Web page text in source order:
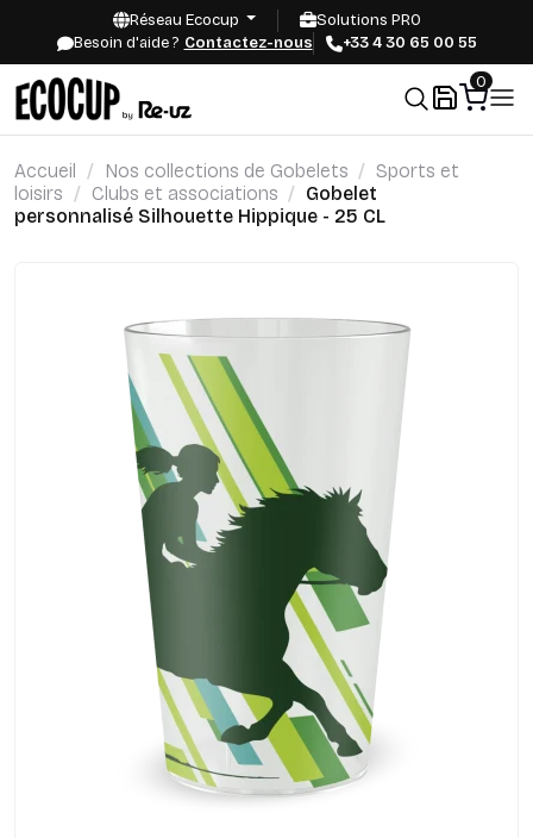
Réseau Ecocup
Solutions PRO
Besoin d'aide ? Contactez-nous +33 4 30 65 00 55
0
Accueil Nos collections de Gobelets
Sports et
loisirs
Clubs et associations
Gobelet
personnalisé Silhouette Hippique - 25 CL